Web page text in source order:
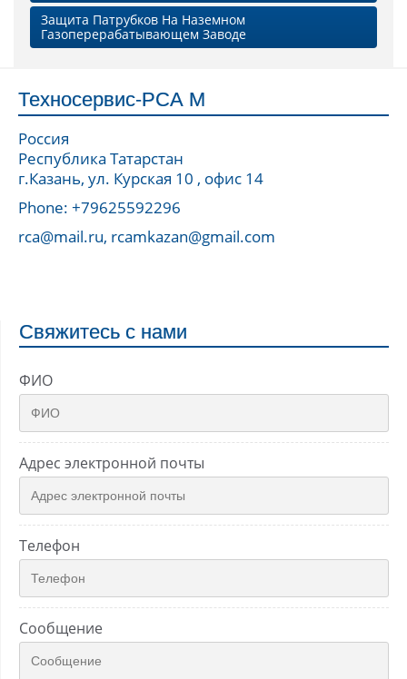
Защита Патрубков На Наземном
Газоперерабатывающем Заводе
Техносервис-РСА М
Россия
Республика Татарстан
г.Казань, ул. Курская 10 , офис 14
Phone: +79625592296
rca@mail.ru, rcamkazan@gmail.com
Свяжитесь с нами
ФИО
Адрес электронной почты
Телефон
Сообщение